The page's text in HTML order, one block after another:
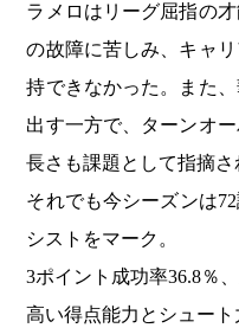
ラメロはリーグ屈指の
の故障に苦しみ、キャ
持できなかった。また
出す一方で、ターンオ
長さも課題として指摘さ
それでも今シーズンは
シストをマーク。
3ポイント成功率36.8％
高い得点能力とシュート